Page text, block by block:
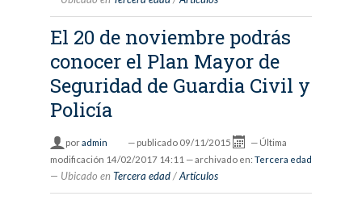
El 20 de noviembre podrás
conocer el Plan Mayor de
Seguridad de Guardia Civil y
Policía
poradmin — publicado 09/11/2015 — Última
modificación 14/02/2017 14:11 — archivado en: Tercera edad
Ubicado en Tercera edad /Artículos